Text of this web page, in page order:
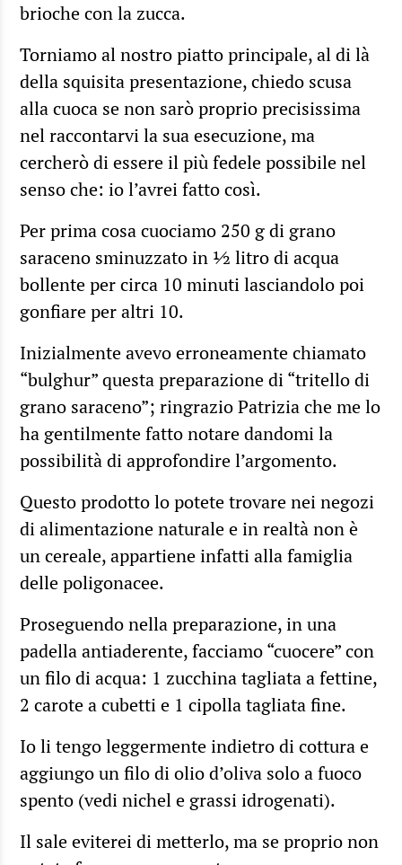
brioche con la zucca.
Torniamo al nostro piatto principale, al di là
della squisita presentazione, chiedo scusa
alla cuoca se non sarò proprio precisissima
nel raccontarvi la sua esecuzione, ma
cercherò di essere il più fedele possibile nel
senso che: io l’avrei fatto così.
Per prima cosa cuociamo 250 g di grano
saraceno sminuzzato in ½ litro di acqua
bollente per circa 10 minuti lasciandolo poi
gonfiare per altri 10.
Inizialmente avevo erroneamente chiamato
“bulghur” questa preparazione di “tritello di
grano saraceno”; ringrazio Patrizia che me lo
ha gentilmente fatto notare dandomi la
possibilità di approfondire l’argomento.
Questo prodotto lo potete trovare nei negozi
di alimentazione naturale e in realtà non è
un cereale, appartiene infatti alla famiglia
delle poligonacee.
Proseguendo nella preparazione, in una
padella antiaderente, facciamo “cuocere” con
un filo di acqua: 1 zucchina tagliata a fettine,
2 carote a cubetti e 1 cipolla tagliata fine.
Io li tengo leggermente indietro di cottura e
aggiungo un filo di olio d’oliva solo a fuoco
spento (vedi nichel e grassi idrogenati).
Il sale eviterei di metterlo, ma se proprio non